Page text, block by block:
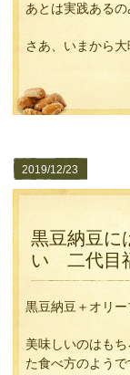
あとは実践あるの
さあ、いまから
2019/12/23
黒豆納豆に
い 二代目
黒豆納豆＋オリ
美味しいのはも
た食べ方のようで